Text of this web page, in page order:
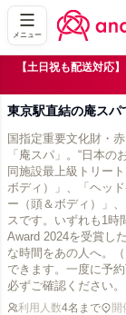
メニュー
【土日祝も配送対応
東京駅直結の庵ス
国指定重要文化財・
「庵スパ」。“日本の
同施設最上級トリー
ボディ）」、「ヘッ
ー（頭＆ボディ）」
スです。いずれも1時
Award 2024を受賞し
な時間をあの人へ。
できます。一度に予
必ずご確認ください。
利用人数4名まで 開